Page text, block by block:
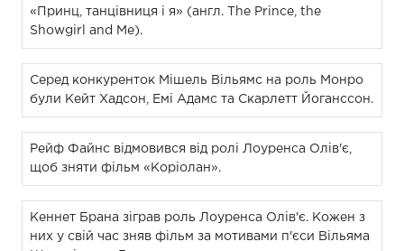
«Принц, танцівниця і я» (англ. The Prince, the
Showgirl and Me).
Серед конкуренток Мішель Вільямс на роль Монро
були Кейт Хадсон, Емі Адамс та Скарлетт Йоганссон.
Рейф Файнс відмовився від ролі Лоуренса Олів'є,
щоб зняти фільм «Коріолан».
Кеннет Брана зіграв роль Лоуренса Олів'є. Кожен з
них у свій час зняв фільм за мотивами п'єси Вільяма